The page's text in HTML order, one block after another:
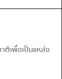
ติเพื่อเป็นแหล่ง